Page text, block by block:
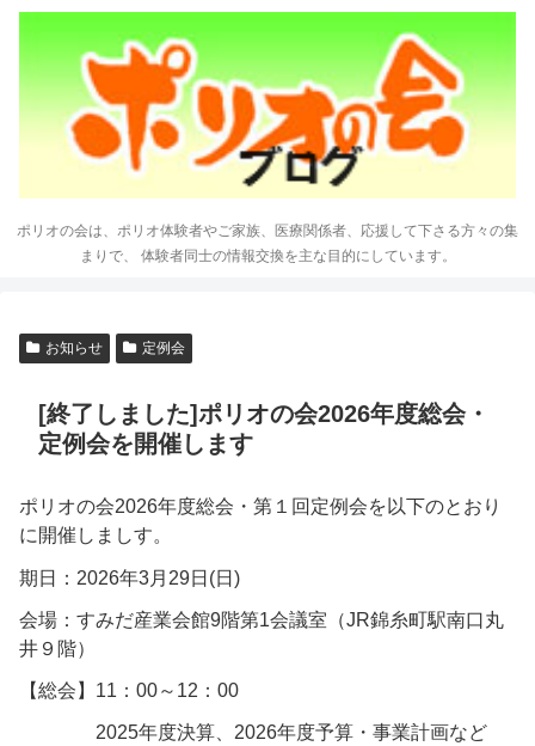
ポリオの会は、ポリオ体験者やご家族、医療関係者、応援して下さる方々の集
まりで、 体験者同士の情報交換を主な目的にしています。
お知らせ 定例会
[終了しました]ポリオの会2026年度総会・
定例会を開催します
ポリオの会2026年度総会・第１回定例会を以下のとおり
に開催しましす。
期日：2026年3月29日(日)
会場：すみだ産業会館9階第1会議室（JR錦糸町駅南口丸
井９階）
【総会】11：00～12：00
2025年度決算、2026年度予算・事業計画など